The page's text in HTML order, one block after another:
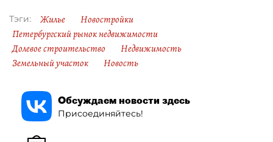
Тэги: Жилье
Новостройки
Петербургский рынок недвижимости
Долевое строительство
Недвижимость
Земельный участок
Новость
Обсуждаем новости здесь
Присоединяйтесь!